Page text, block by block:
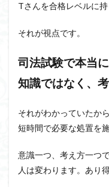
Tさんを合格レベルに持
それが視点です。
司法試験で本当
知識ではなく、考
それがわかっていたから
短時間で必要な処置を
意識一つ、考え方一つ
人は変わります。あり